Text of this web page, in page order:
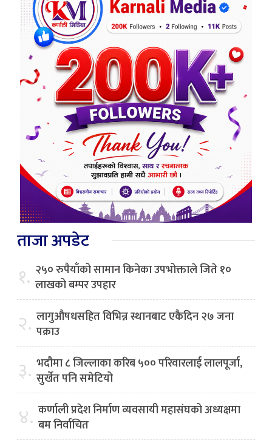
ताजा अपडेट
१. २५० रुपैयाँको सामान किनेका उपभोक्ताले जिते १०
लाखको बम्पर उपहार
२. लागुऔषधसहित विभिन्न स्थानबाट एकैदिन २७ जना
पक्राउ
३. भदौमा ८ जिल्लाका करिब ५०० परिवारलाई लालपूर्जा,
सुर्खेत पनि समेटियो
४. कर्णाली प्रदेश निर्माण व्यवसायी महासंघको अध्यक्षमा
बम निर्वाचित